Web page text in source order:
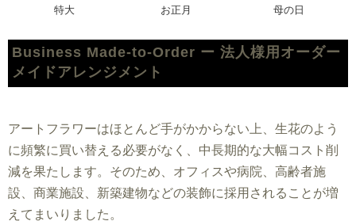
特大 お正月 母の日
Business Made-to-Order ー 法人様用オーダー
メイドアレンジメント
アートフラワーはほとんど手がかからない上、生花のよう
に頻繁に買い替える必要がなく、中長期的な大幅コスト削
減を果たします。そのため、オフィスや病院、高齢者施
設、商業施設、新築建物などの装飾に採用されることが増
えてまいりました。